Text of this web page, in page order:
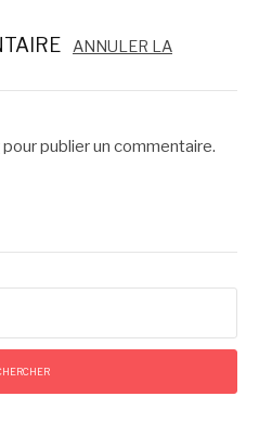
ANNULER LA
pour publier un commentaire.